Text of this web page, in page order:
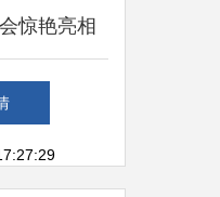
惊艳亮相
翻译系统震